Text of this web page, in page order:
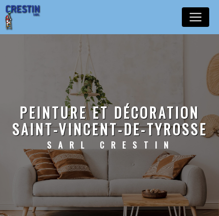
PEINTURE ET DÉCORATION
SAINT-VINCENT-DE-TYROSSE
SARL CRESTIN
Panneau de gestion des cookies